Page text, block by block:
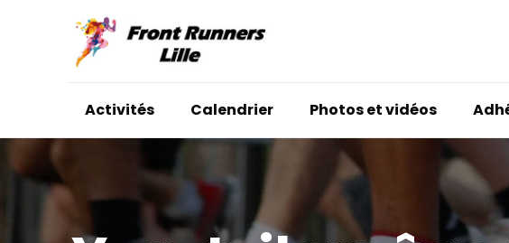
Activités Calendrier Photos et vidéos